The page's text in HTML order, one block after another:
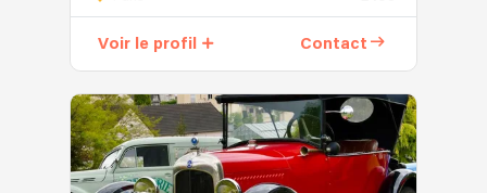
Voir le profil Contact